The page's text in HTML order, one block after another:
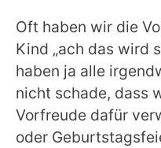
Oft haben wir die
Kind „ach das wird
haben ja alle
nicht schade, dass
Vorfreude dafür
oder